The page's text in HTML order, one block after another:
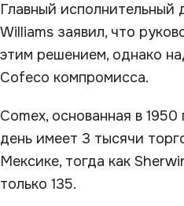
Главный исполнительный
Williams заявил, что
этим решением, однако
Cofeco компромисса.
Comex, основанная в
день имеет 3 тысячи
Мексике, тогда как
только 135.